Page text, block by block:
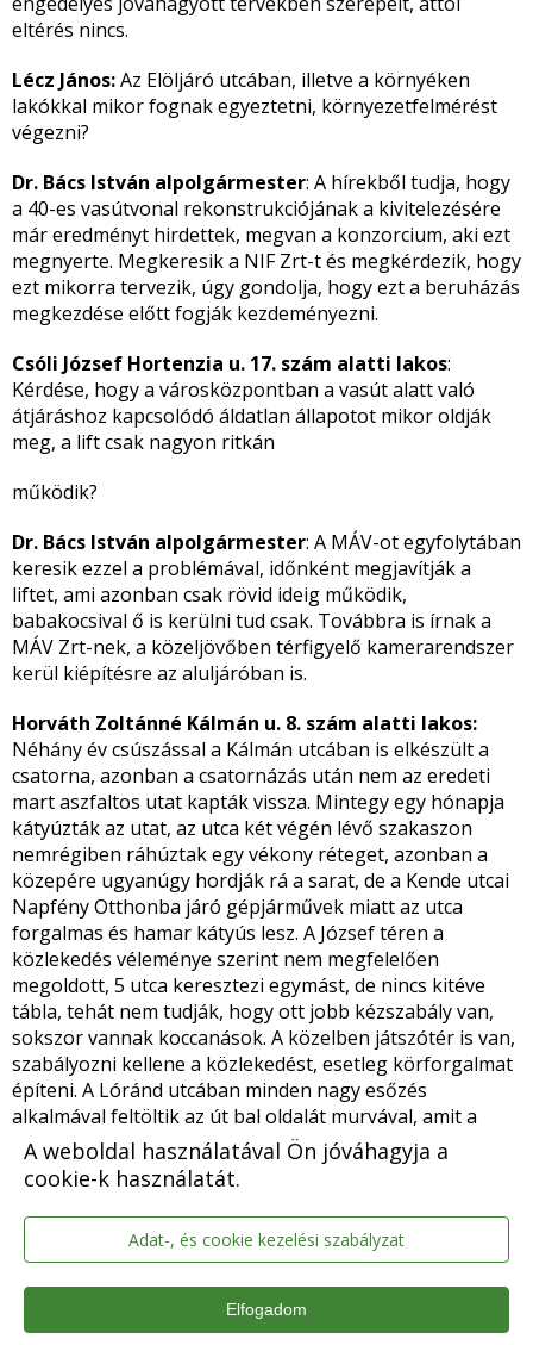
A weboldal használatával Ön jóváhagyja a
cookie-k használatát.
Adat-, és cookie kezelési szabályzat
Elfogadom
eltérés nincs.
Lécz János:Az Elöljáró utcában, illetve a környéken
lakókkal mikor fognak egyeztetni, környezetfelmérést
végezni?
Dr. Bács István alpolgármester: A hírekből tudja, hogy
a 40-es vasútvonal rekonstrukciójának a kivitelezésére
már eredményt hirdettek, megvan a konzorcium, aki ezt
megnyerte. Megkeresik a NIF Zrt-t és megkérdezik, hogy
ezt mikorra tervezik, úgy gondolja, hogy ezt a beruházás
megkezdése előtt fogják kezdeményezni.
Csóli József Hortenzia u. 17. szám alatti lakos:
Kérdése, hogy a városközpontban a vasút alatt való
átjáráshoz kapcsolódó áldatlan állapotot mikor oldják
meg, a lift csak nagyon ritkán
működik?
Dr. Bács István alpolgármester: A MÁV-ot egyfolytában
keresik ezzel a problémával, időnként megjavítják a
liftet, ami azonban csak rövid ideig működik,
babakocsival ő is kerülni tud csak. Továbbra is írnak a
MÁV Zrt-nek, a közeljövőben térfigyelő kamerarendszer
kerül kiépítésre az aluljáróban is.
Horváth Zoltánné Kálmán u. 8. szám alatti lakos:
Néhány év csúszással a Kálmán utcában is elkészült a
csatorna, azonban a csatornázás után nem az eredeti
mart aszfaltos utat kapták vissza. Mintegy egy hónapja
kátyúzták az utat, az utca két végén lévő szakaszon
nemrégiben ráhúztak egy vékony réteget, azonban a
közepére ugyanúgy hordják rá a sarat, de a Kende utcai
Napfény Otthonba járó gépjárművek miatt az utca
forgalmas és hamar kátyús lesz. A József téren a
közlekedés véleménye szerint nem megfelelően
megoldott, 5 utca keresztezi egymást, de nincs kitéve
tábla, tehát nem tudják, hogy ott jobb kézszabály van,
sokszor vannak koccanások. A közelben játszótér is van,
szabályozni kellene a közlekedést, esetleg körforgalmat
építeni. A Lóránd utcában minden nagy esőzés
alkalmával feltöltik az út bal oldalát murvával, amit a
következő eső lemos, a tél közeledtével nem fogják tudni
hol az árok. Az út jobb oldala nem vezeti el a vizet, mert
nincs karbantartva, és nem arra folyik a víz.
Folyamatosan jelzik, hogy az utcában sötét van, mert
csak minden második oszlopon van világítás.
Dr. Bács István alpolgármester
állapotát megvizsgáltatja az ÉKFI munkatársaival, a jobb